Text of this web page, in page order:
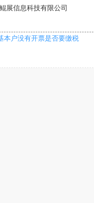
展信息科技有限公司
本户没有开票是否要缴税